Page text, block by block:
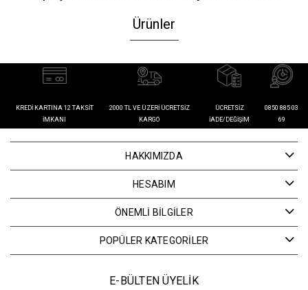
Ürünler
KREDI KARTINA 12 TAKSIT
İMKANI
2000 TL VE ÜZERI ÜCRETSIZ
KARGO
ÜCRETSIZ
İADE/DEĞIŞIM
0850 885 03
69
HAKKIMIZDA
HESABIM
ÖNEMLİ BİLGİLER
POPÜLER KATEGORİLER
E-BÜLTEN ÜYELİK